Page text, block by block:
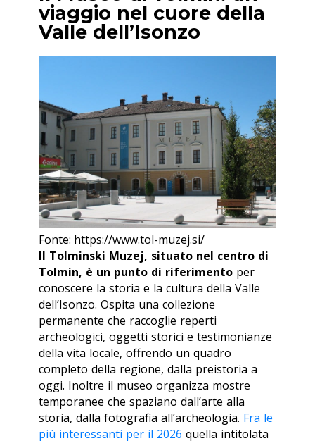
viaggio nel cuore della
Valle dell’Isonzo
Fonte: https://www.tol-muzej.si/
Il Tolminski Muzej, situato nel centro di
Tolmin, è un punto di riferimento per
conoscere la storia e la cultura della Valle
dell’Isonzo. Ospita una collezione
permanente che raccoglie reperti
archeologici, oggetti storici e testimonianze
della vita locale, offrendo un quadro
completo della regione, dalla preistoria a
oggi. Inoltre il museo organizza mostre
temporanee che spaziano dall’arte alla
storia, dalla fotografia all’archeologia. Fra le
più interessanti per il 2026 quella intitolata